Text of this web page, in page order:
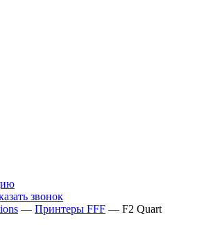
звонок
— Принтеры FFF — F2 Quart